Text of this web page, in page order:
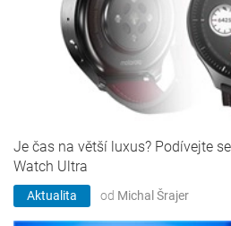
Je čas na větší luxus? Podívejte
Watch Ultra
Aktualita od Michal Šrajer